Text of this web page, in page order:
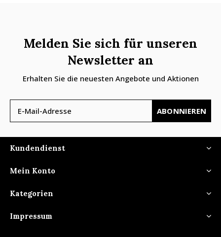
Melden Sie sich für unseren
Newsletter an
Erhalten Sie die neuesten Angebote und Aktionen
ABONNIEREN
Kundendienst
Mein Konto
Kategorien
Impressum